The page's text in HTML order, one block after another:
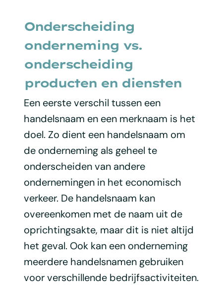
Onderscheiding
onderneming vs.
onderscheiding
producten en diensten
Een eerste verschil tussen een
handelsnaam en een merknaam is het
doel. Zo dient een handelsnaam om
de onderneming als geheel te
onderscheiden van andere
ondernemingen in het economisch
verkeer. De handelsnaam kan
overeenkomen met de naam uit de
oprichtingsakte, maar dit is niet altijd
het geval. Ook kan een onderneming
meerdere handelsnamen gebruiken
voor verschillende bedrijfsactiviteiten.